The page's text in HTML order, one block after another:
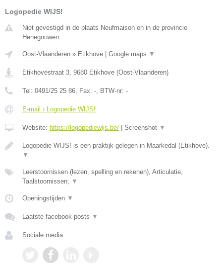
Logopedie WIJS!
Niet gevestigd in de plaats Neufmaison en in de provincie
Henegouwen.
Oost-Vlaanderen » Etikhove Google maps ▼
Etikhovestraat 3, 9680 Etikhove (Oost-Vlaanderen)
Tel: 0491/25 25 86, Fax: -, BTW-nr: -
E-mail › Logopedie WIJS!
Website: https://logopediewijs.be/ Screenshot ▼
Logopedie WIJS! is een praktijk gelegen in Maarkedal (Etikhove).
▼
Leerstoornissen (lezen, spelling en rekenen), Articulatie,
Taalstoornissen, ▼
Openingstijden ▼
Laatste facebook posts ▼
Sociale media: